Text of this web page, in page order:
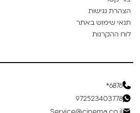
הצהרת נגישות
תנאי שימוש באתר
לוח ההקרנות
6876*
972523403778